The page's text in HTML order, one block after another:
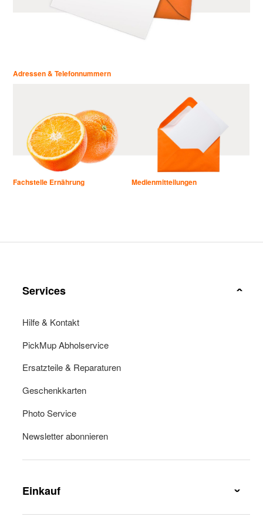
Adressen & Telefonnummern
Fachstelle Ernährung Medienmitteilungen
Services
Hilfe & Kontakt
PickMup Abholservice
Ersatzteile & Reparaturen
Geschenkkarten
Photo Service
Newsletter abonnieren
Einkauf
Lieferung & Lieferkosten